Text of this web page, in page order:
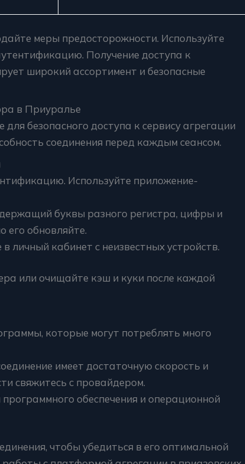
меры предосторожности. Используйте
Получение доступа к
широкий ассортимент и безопасные
в Приуралье
безопасного доступа к сервису агрегации
соединения перед каждым сеансом.
Используйте приложение-
буквы разного регистра, цифры и
его обновляйте.
личный кабинет с неизвестных устройств.
или очищайте кэш и куки после каждой
которые могут потреблять много
имеет достаточную скорость и
свяжитесь с провайдером.
обеспечения и операционной
чтобы убедиться в его оптимальной